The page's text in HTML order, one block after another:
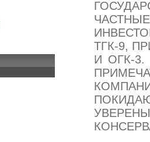
ТГК-9,
И ОГК-3.